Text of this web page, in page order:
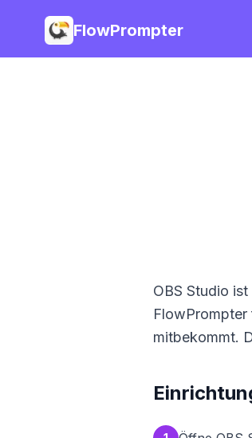
FlowPrompter
OBS Studio
mitbekommt.